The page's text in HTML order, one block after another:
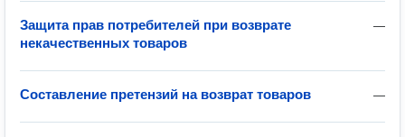
—
Защита прав потребителей при возврате
некачественных товаров
—
Составление претензий на возврат товаров